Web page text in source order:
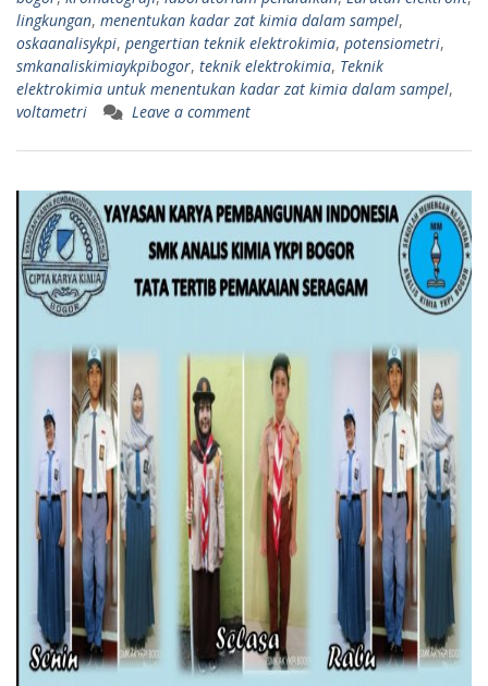
lingkungan, menentukan kadar zat kimia dalam sampel,
oskaanalisykpi, pengertian teknik elektrokimia, potensiometri,
smkanaliskimiaykpibogor, teknik elektrokimia, Teknik
elektrokimia untuk menentukan kadar zat kimia dalam sampel,
voltametri
Leave a comment